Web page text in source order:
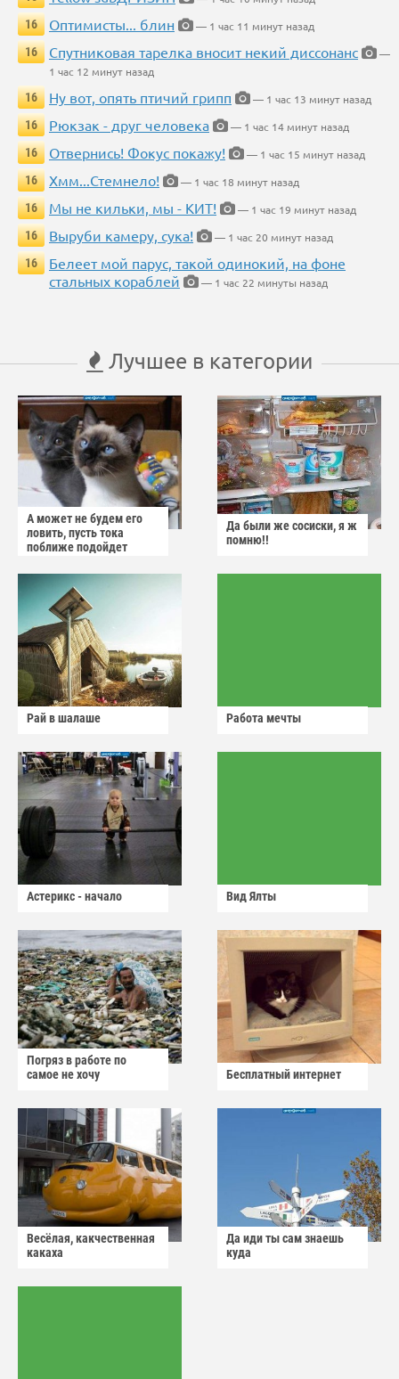
16
Оптимисты... блин
— 1 час 11 минут назад
16
Спутниковая тарелка вносит некий диссонанс
—
1 час 12 минут назад
16
Ну вот, опять птичий грипп
— 1 час 13 минут назад
16
Рюкзак - друг человека
— 1 час 14 минут назад
16
Отвернись! Фокус покажу!
— 1 час 15 минут назад
16
Хмм...Стемнело!
— 1 час 18 минут назад
16
Мы не кильки, мы - КИТ!
— 1 час 19 минут назад
16
Выруби камеру, сука!
— 1 час 20 минут назад
16
Белеет мой парус, такой одинокий, на фоне
стальных кораблей
— 1 час 22 минуты назад
Лучшее в категории
А может не будем его
ловить, пусть тока
поближе подойдет
Да были же сосиски, я ж
помню!!
Рай в шалаше Работа мечты
Астерикс - начало Вид Ялты
Погряз в работе по
самое не хочу
Бесплатный интернет
Весёлая, какчественная
какаха
Да иди ты сам знаешь
куда